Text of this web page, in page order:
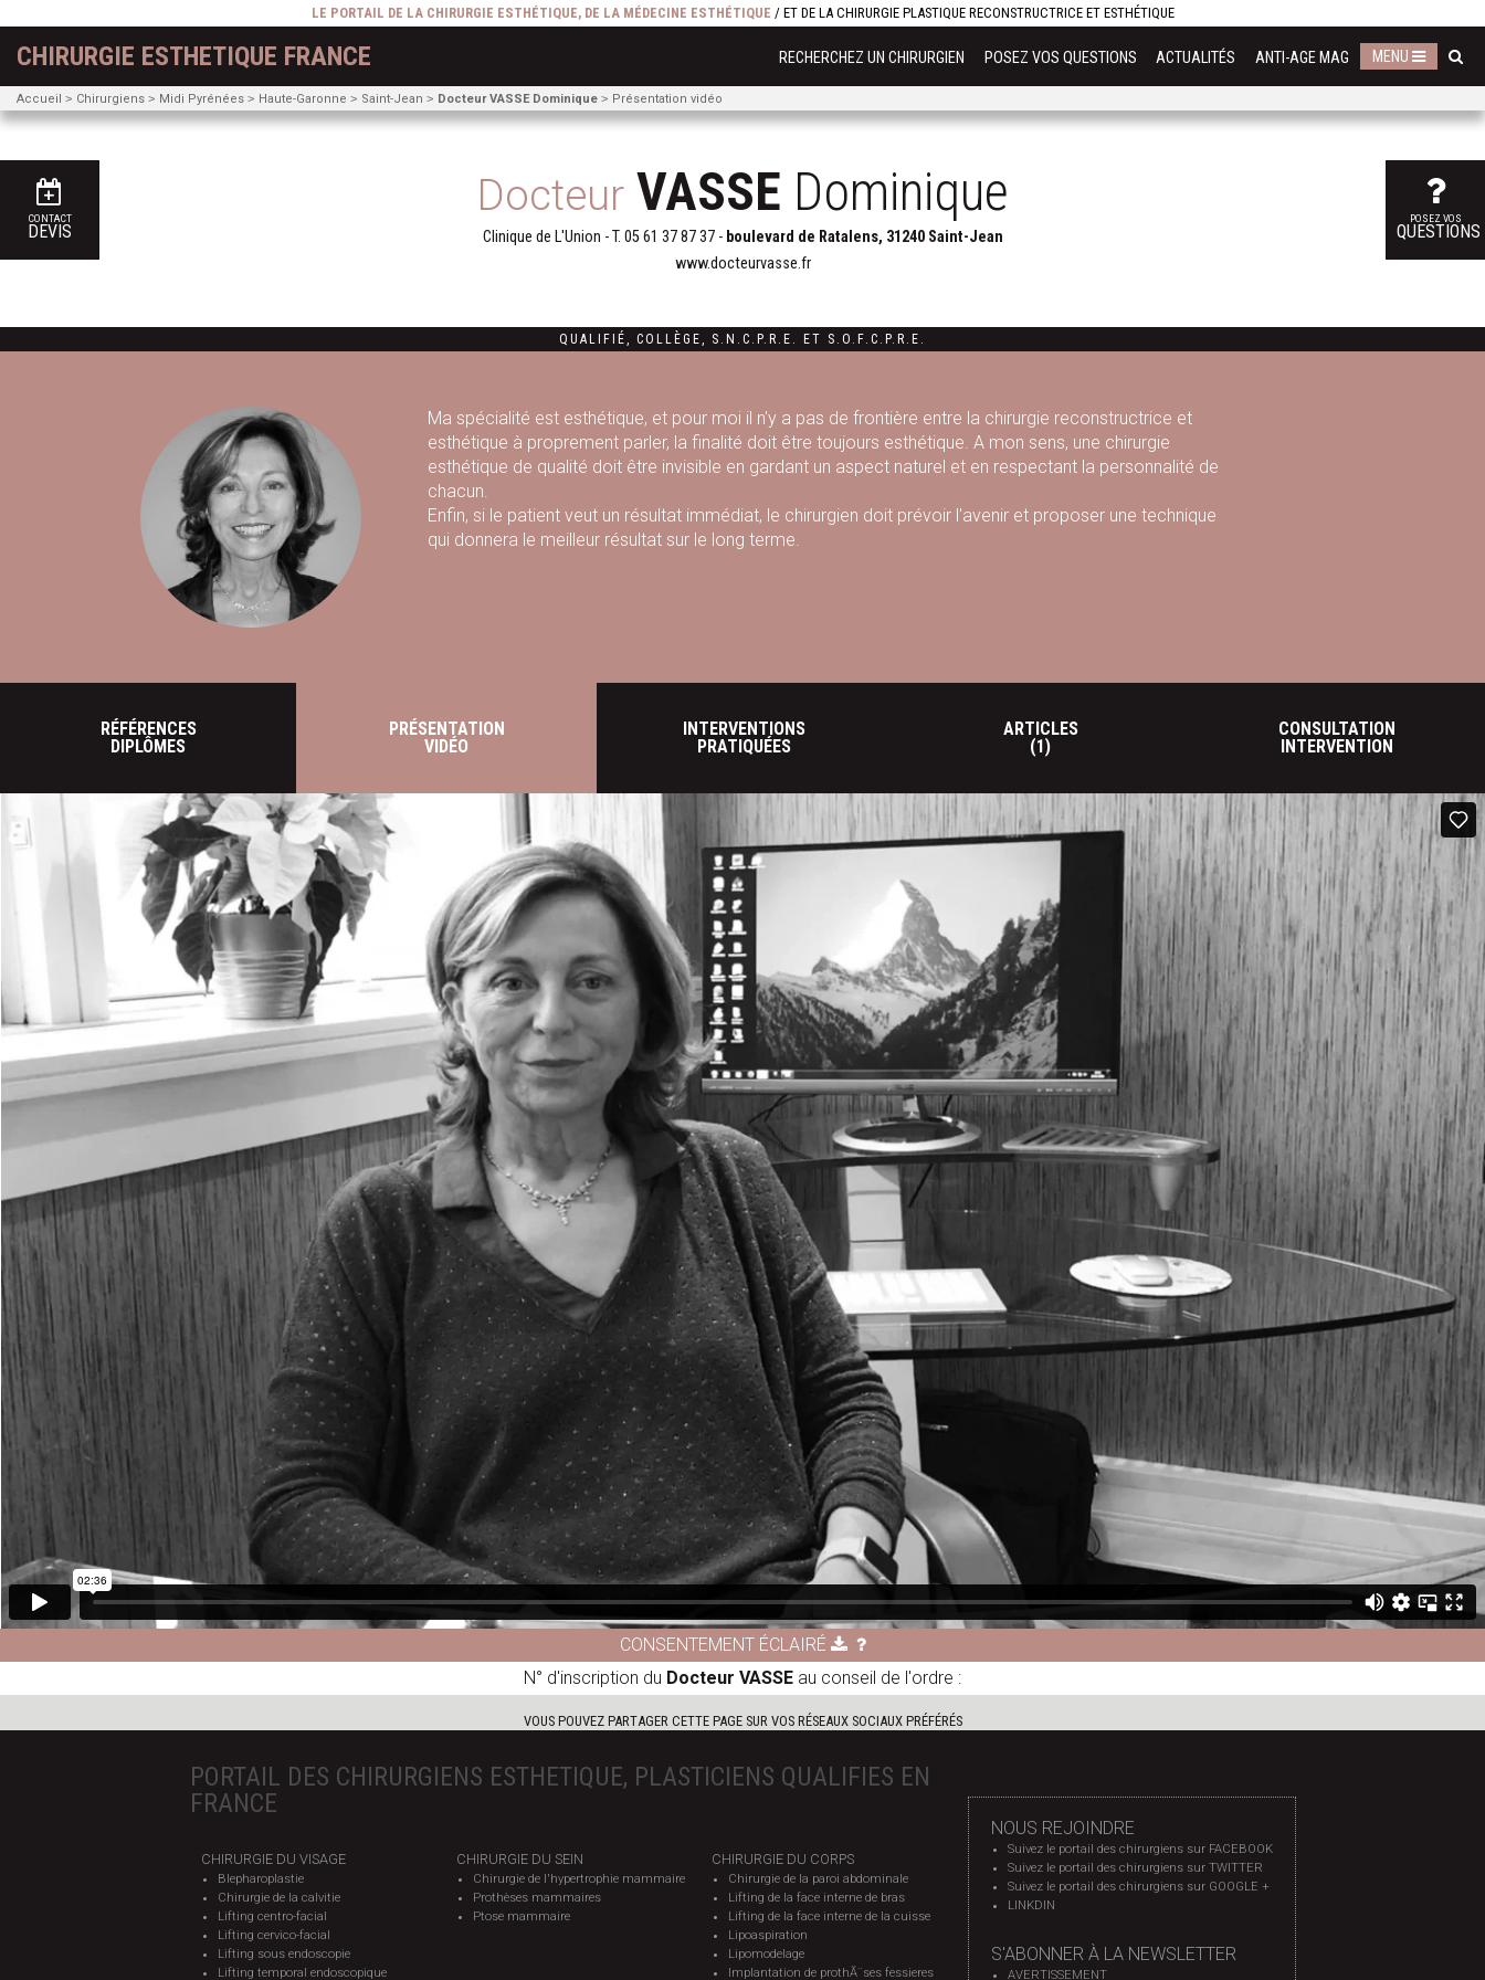
LE PORTAIL DE LA CHIRURGIE ESTHÉTIQUE, DE LA MÉDECINE ESTHÉTIQUE / ET DE LA CHIRURGIE PLASTIQUE RECONSTRUCTRICE ET ESTHÉTIQUE
CHIRURGIE ESTHETIQUE FRANCE RECHERCHEZ UN CHIRURGIEN POSEZ VOS QUESTIONS ACTUALITÉS ANTI-AGE MAG MENU
Accueil Chirurgiens Midi Pyrénées Haute-Garonne Saint-Jean Docteur VASSE Dominique Présentation vidéo
Docteur VASSE Dominique
Clinique de L'Union - T. 05 61 37 87 37- boulevard de Ratalens, 31240 Saint-Jean
www.docteurvasse.fr
POSEZ VOS
QUESTIONS
CONTACT
DEVIS
QUALIFIÉ, COLLÈGE, S.N.C.P.R.E. ET S.O.F.C.P.R.E.
Ma spécialité est esthétique, et pour moi il n'y a pas de frontière entre la chirurgie reconstructrice et
esthétique à proprement parler, la finalité doit être toujours esthétique. A mon sens, une chirurgie
esthétique de qualité doit être invisible en gardant un aspect naturel et en respectant la personnalité de
chacun.
Enfin, si le patient veut un résultat immédiat, le chirurgien doit prévoir l'avenir et proposer une technique
qui donnera le meilleur résultat sur le long terme.
RÉFÉRENCES
DIPLÔMES
PRÉSENTATION
VIDÉO
INTERVENTIONS
PRATIQUÉES
ARTICLES
(1)
CONSULTATION
INTERVENTION
CONSENTEMENT ÉCLAIRÉ
N° d'inscription du Docteur VASSE au conseil de l'ordre :
VOUS POUVEZ PARTAGER CETTE PAGE SUR VOS RÉSEAUX SOCIAUX PRÉFÉRÉS
PORTAIL DES CHIRURGIENS ESTHETIQUE, PLASTICIENS QUALIFIES EN
FRANCE
CHIRURGIE DU VISAGE
Blepharoplastie
Chirurgie de la calvitie
Lifting centro-facial
Lifting cervico-facial
Lifting sous endoscopie
Lifting temporal endoscopique
CHIRURGIE DU SEIN
Chirurgie de l'hypertrophie mammaire
Prothèses mammaires
Ptose mammaire
CHIRURGIE DU CORPS
Chirurgie de la paroi abdominale
Lifting de la face interne de bras
Lifting de la face interne de la cuisse
Lipoaspiration
Lipomodelage
Implantation de prothÃ¨ses fessieres
NOUS REJOINDRE
Suivez le portail des chirurgiens sur FACEBOOK
Suivez le portail des chirurgiens sur TWITTER
Suivez le portail des chirurgiens sur GOOGLE +
LINKDIN
S'ABONNER À LA NEWSLETTER
AVERTISSEMENT